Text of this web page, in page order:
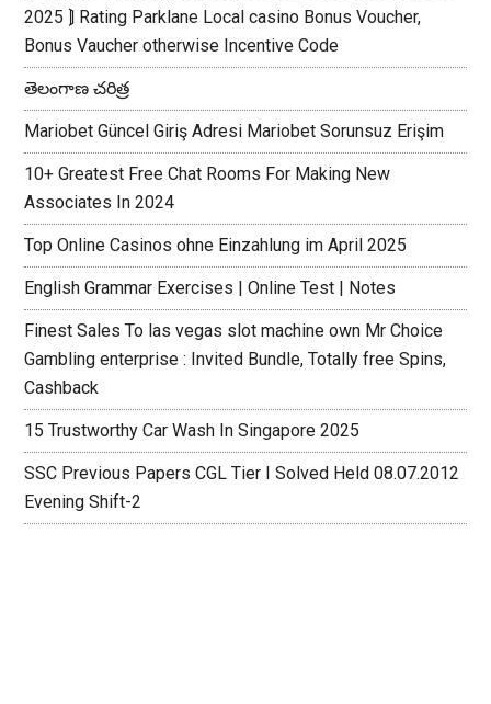
2025 ⟭ Rating Parklane Local casino Bonus Voucher,
Bonus Vaucher otherwise Incentive Code
తెలంగాణ చరిత్ర
Mariobet Güncel Giriş Adresi Mariobet Sorunsuz Erişim
10+ Greatest Free Chat Rooms For Making New
Associates In 2024
Top Online Casinos ohne Einzahlung im April 2025
English Grammar Exercises | Online Test | Notes
Finest Sales To las vegas slot machine own Mr Choice
Gambling enterprise : Invited Bundle, Totally free Spins,
Cashback
15 Trustworthy Car Wash In Singapore 2025
SSC Previous Papers CGL Tier I Solved Held 08.07.2012
Evening Shift-2